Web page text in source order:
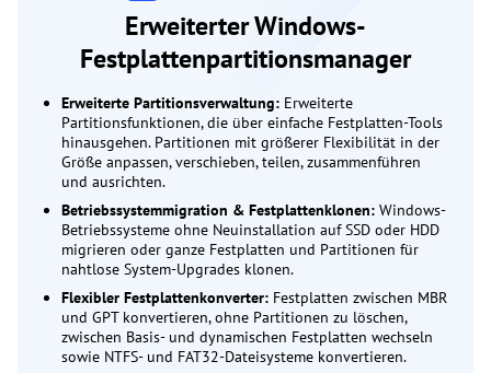
Erweiterter Windows-
Festplattenpartitionsmanager
Erweiterte Partitionsverwaltung: Erweiterte
Partitionsfunktionen, die über einfache Festplatten-Tools
hinausgehen. Partitionen mit größerer Flexibilität in der
Größe anpassen, verschieben, teilen, zusammenführen
und ausrichten.
Betriebssystemmigration & Festplattenklonen: Windows-
Betriebssysteme ohne Neuinstallation auf SSD oder HDD
migrieren oder ganze Festplatten und Partitionen für
nahtlose System-Upgrades klonen.
Flexibler Festplattenkonverter: Festplatten zwischen MBR
und GPT konvertieren, ohne Partitionen zu löschen,
zwischen Basis- und dynamischen Festplatten wechseln
sowie NTFS- und FAT32-Dateisysteme konvertieren.